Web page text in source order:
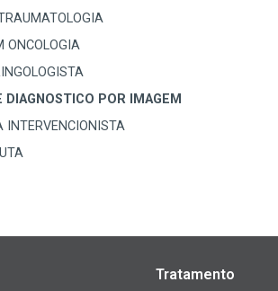
ONCOLOGIA
DIAGNOSTICO POR IMAGEM
INTERVENCIONISTA
Tratamento